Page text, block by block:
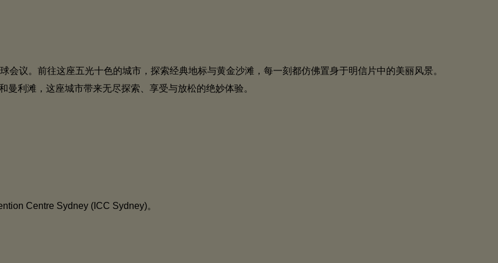
会议。前往这座五光十色的城市，探索经典地标与黄金沙滩，每一刻都仿佛置身于明信片中的美丽风景。
利滩，这座城市带来无尽探索、享受与放松的绝妙体验。
Centre Sydney (ICC Sydney)。